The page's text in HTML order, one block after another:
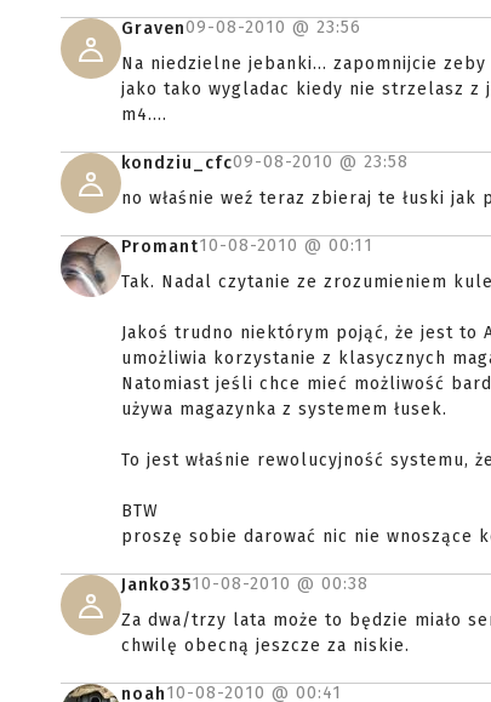
Graven09-08-2010 @ 23:56
Na niedzielne jebanki... zapomnijcie
jako tako wygladac kiedy nie strzelasz z
m4....
kondziu_cfc09-08-2010 @ 23:58
no właśnie weź teraz zbieraj te łuski
Promant10-08-2010 @ 00:11
Tak. Nadal czytanie ze zrozumieniem
Jakoś trudno niektórym pojąć, że jest to
umożliwia korzystanie z klasycznych
Natomiast jeśli chce mieć możliwość
używa magazynka z systemem łusek.
To jest właśnie rewolucyjność systemu,
BTW
proszę sobie darować nic nie wnoszące
Janko3510-08-2010 @ 00:38
Za dwa/trzy lata może to będzie miało
chwilę obecną jeszcze za niskie.
noah10-08-2010 @ 00:41